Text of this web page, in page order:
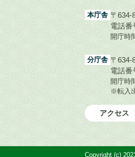
City
本庁舎 〒
電話
開庁時
分庁舎 〒
電話
開庁時
※転入
アクセス
Copyright (c)